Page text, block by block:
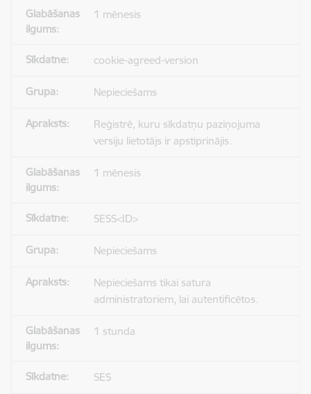
1 mēnesis
cookie-agreed-version
Nepieciešams
Reģistrē, kuru sīkdatņu paziņojuma
versiju lietotājs ir apstiprinājis.
1 mēnesis
SESS<ID>
Nepieciešams
Nepieciešams tikai satura
administratoriem, lai autentificētos.
1 stunda
SES